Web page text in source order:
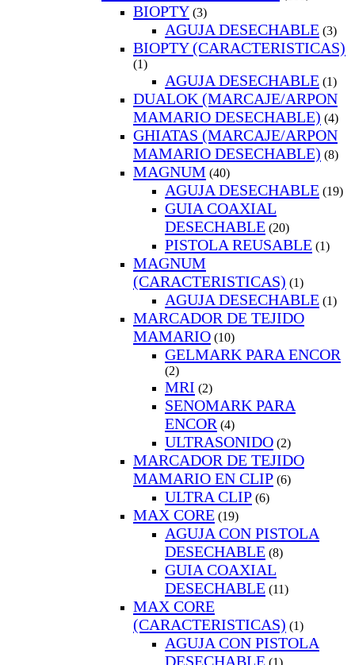
BIOPTY (3)
AGUJA DESECHABLE (3)
BIOPTY (CARACTERISTICAS)
(1)
AGUJA DESECHABLE (1)
DUALOK (MARCAJE/ARPON
MAMARIO DESECHABLE) (4)
GHIATAS (MARCAJE/ARPON
MAMARIO DESECHABLE) (8)
MAGNUM (40)
AGUJA DESECHABLE (19)
GUIA COAXIAL
DESECHABLE (20)
PISTOLA REUSABLE (1)
MAGNUM
(CARACTERISTICAS) (1)
AGUJA DESECHABLE (1)
MARCADOR DE TEJIDO
MAMARIO (10)
GELMARK PARA ENCOR
(2)
MRI (2)
SENOMARK PARA
ENCOR (4)
ULTRASONIDO (2)
MARCADOR DE TEJIDO
MAMARIO EN CLIP (6)
ULTRA CLIP (6)
MAX CORE (19)
AGUJA CON PISTOLA
DESECHABLE (8)
GUIA COAXIAL
DESECHABLE (11)
MAX CORE
(CARACTERISTICAS) (1)
AGUJA CON PISTOLA
DESECHABLE